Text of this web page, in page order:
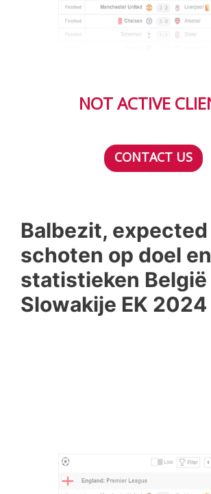
NOT ACTIVE
CONTACT US
Balbezit,
schoten op doel
statistieken België
Slowakije EK 2024